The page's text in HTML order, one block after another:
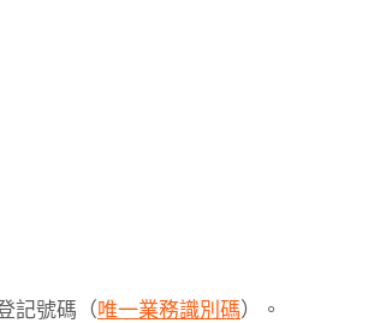
記號碼（唯一業務識別碼）。